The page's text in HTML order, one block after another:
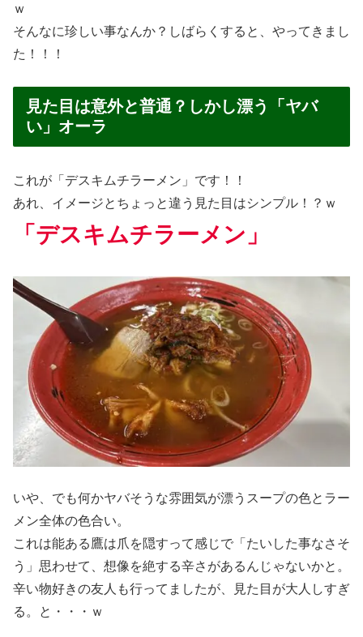
ｗ
そんなに珍しい事なんか？しばらくすると、やってきまし
た！！！
見た目は意外と普通？しかし漂う「ヤバ
い」オーラ
これが「デスキムチラーメン」です！！
あれ、イメージとちょっと違う見た目はシンプル！？ｗ
「デスキムチラーメン」
いや、でも何かヤバそうな雰囲気が漂うスープの色とラー
メン全体の色合い。
これは能ある鷹は爪を隠すって感じで「たいした事なさそ
う」思わせて、想像を絶する辛さがあるんじゃないかと。
辛い物好きの友人も行ってましたが、見た目が大人しすぎ
る。と・・・ｗ